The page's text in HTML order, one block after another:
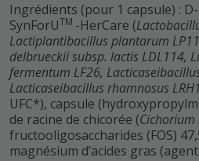
Ingrédients (pour 1 capsule) :
SynForUTM -HerCare (
Lactiplantibacillus plantarum
delbrueckii subsp. lactis LDL114,
fermentum LF26,
Lacticaseibacillus rhamnosus
UFC*), capsule
de racine de chicorée (Cichorium
fructooligosaccharides (FOS)
magnésium d’acides gras